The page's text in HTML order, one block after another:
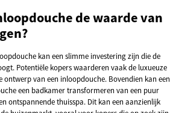
de waarde van
kan een slimme investering zijn die de
Potentiële kopers waarderen vaak de luxueuze
van een inloopdouche. Bovendien kan een
een badkamer transformeren van een puur
ontspannende thuisspa. Dit kan een aanzienlijk